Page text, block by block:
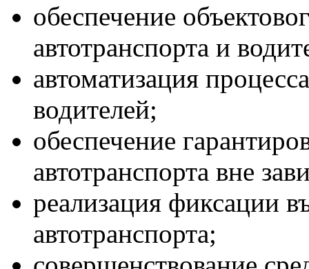
обеспечение
автотранспорта и
автоматизация
водителей;
обеспечение
автотранспорта вне
реализация фиксации
автотранспорта;